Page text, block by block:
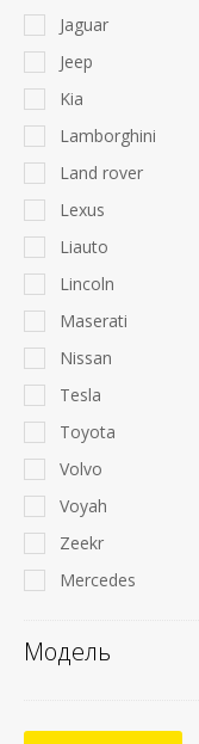
Jaguar
Jeep
Kia
Lamborghini
Land rover
Lexus
Liauto
Lincoln
Maserati
Nissan
Tesla
Toyota
Volvo
Voyah
Zeekr
Mercedes
Модель